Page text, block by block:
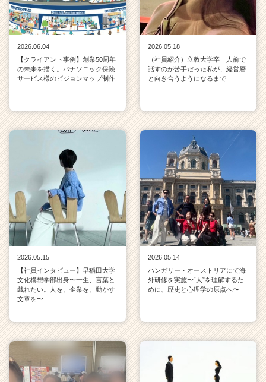
2026.06.04
【クライアント事例】創業50周年
の未来を描く。パナソニック保険
サービス様のビジョンマップ制作
2026.05.18
（社員紹介）立教大学卒｜人前で
話すのが苦手だった私が、経営層
と向き合うようになるまで
2026.05.15
【社員インタビュー】早稲田大学
文化構想学部出身〜一生、言葉と
戯れたい。人を、企業を、動かす
文章を〜
2026.05.14
ハンガリー・オーストリアにて海
外研修を実施〜“人”を理解するた
めに、歴史と心理学の原点へ〜